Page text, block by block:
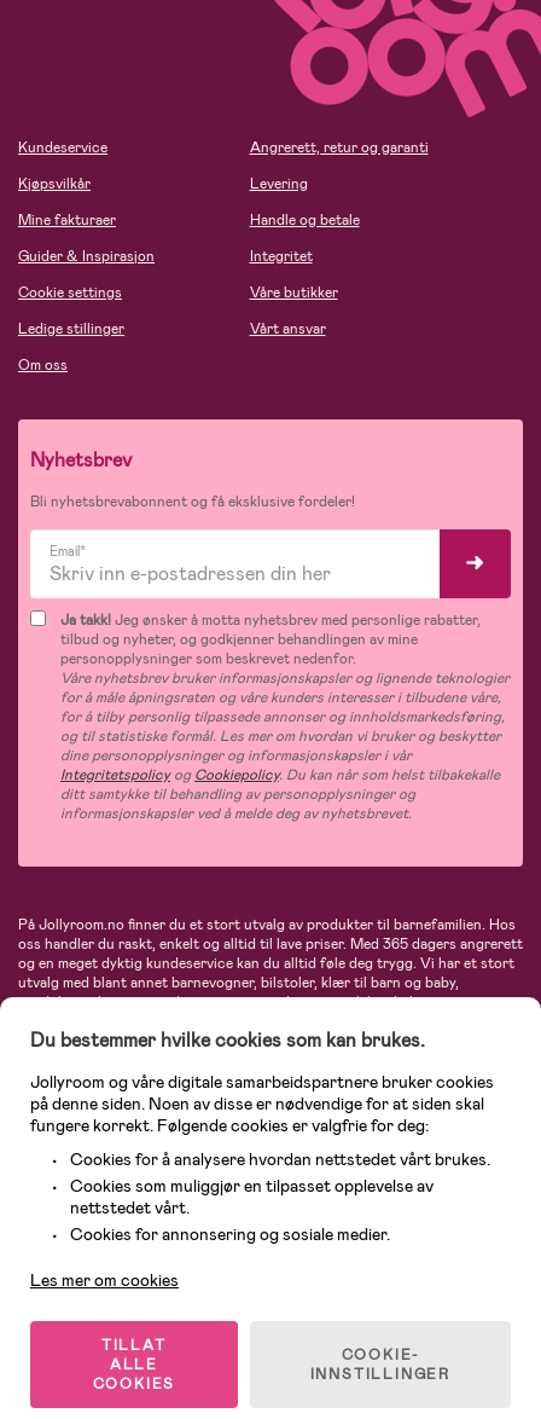
Kundeservice
Kjøpsvilkår
Mine fakturaer
Guider & Inspirasjon
Cookie settings
Ledige stillinger
Om oss
Angrerett, retur og garanti
Levering
Handle og betale
Integritet
Våre butikker
Vårt ansvar
Nyhetsbrev
Bli nyhetsbrevabonnent og få eksklusive fordeler!
Email*
Ja takk!Jeg ønsker å motta nyhetsbrev med personlige rabatter,
tilbud og nyheter, og godkjenner behandlingen av mine
personopplysninger som beskrevet nedenfor.
Våre nyhetsbrev bruker informasjonskapsler og lignende teknologier
for å måle åpningsraten og våre kunders interesser i tilbudene våre,
for å tilby personlig tilpassede annonser og innholdsmarkedsføring,
og til statistiske formål. Les mer om hvordan vi bruker og beskytter
dine personopplysninger og informasjonskapsler i vår
IntegritetspolicyogCookiepolicy. Du kan når som helst tilbakekalle
ditt samtykke til behandling av personopplysninger og
informasjonskapsler ved å melde deg av nyhetsbrevet.
På Jollyroom.no finner du et stort utvalg av produkter til barnefamilien. Hos
oss handler du raskt, enkelt og alltid til lave priser. Med 365 dagers angrerett
og en meget dyktig kundeservice kan du alltid føle deg trygg. Vi har et stort
utvalg med blant annet barnevogner, bilstoler, klær til barn og baby,
produkter til mor, mengder av inspirerende interiør, leker, babyustyr og mye
Maxi-Cosi, Baby Jogger, BabyBjörn, Didriksons, KidKraft, Ergobaby, Philips
største nettbutikk for barn og baby!
Du bestemmer hvilke cookies som kan brukes.
Jollyroom og våre digitale samarbeidspartnere bruker cookies
på denne siden. Noen av disse er nødvendige for at siden skal
fungere korrekt. Følgende cookies er valgfrie for deg:
Cookies for å analysere hvordan nettstedet vårt brukes.
Cookies som muliggjør en tilpasset opplevelse av
nettstedet vårt.
Cookies for annonsering og sosiale medier.
Les mer om cookies
TILLAT
ALLE
COOKIES
COOKIE-
INNSTILLINGER